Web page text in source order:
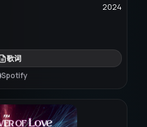
2024
歌词
Spotify